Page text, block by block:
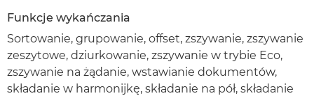
Funkcje wykańczania
Sortowanie, grupowanie, offset, zszywanie, zszywanie
zeszytowe, dziurkowanie, zszywanie w trybie Eco,
zszywanie na żądanie, wstawianie dokumentów,
składanie w harmonijkę, składanie na pół, składanie